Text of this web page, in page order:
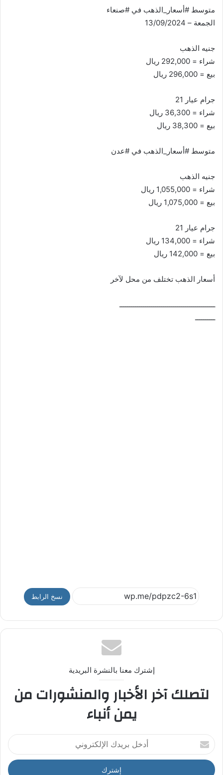
متوسط #أسعار_الذهب في #صنعاء
الجمعة – 13/09/2024
جنيه الذهب
شراء = 292,000 ريال
بيع = 296,000 ريال
جرام عيار 21
شراء = 36,300 ريال
بيع = 38,300 ريال
متوسط #أسعار_الذهب في #عدن
جنيه الذهب
شراء = 1,055,000 ريال
بيع = 1,075,000 ريال
جرام عيار 21
شراء = 134,000 ريال
بيع = 142,000 ريال
أسعار الذهب تختلف من محل لآخر
ــــــــــــــــــــــــــــــــــــــــــــــــ
ــــــــــ
نسخ الرابط
إشترك معنا بالنشرة البريدية
لتصلك آخر الأخبار والمنشورات من
يمن أنباء
أ
د
خ
ل